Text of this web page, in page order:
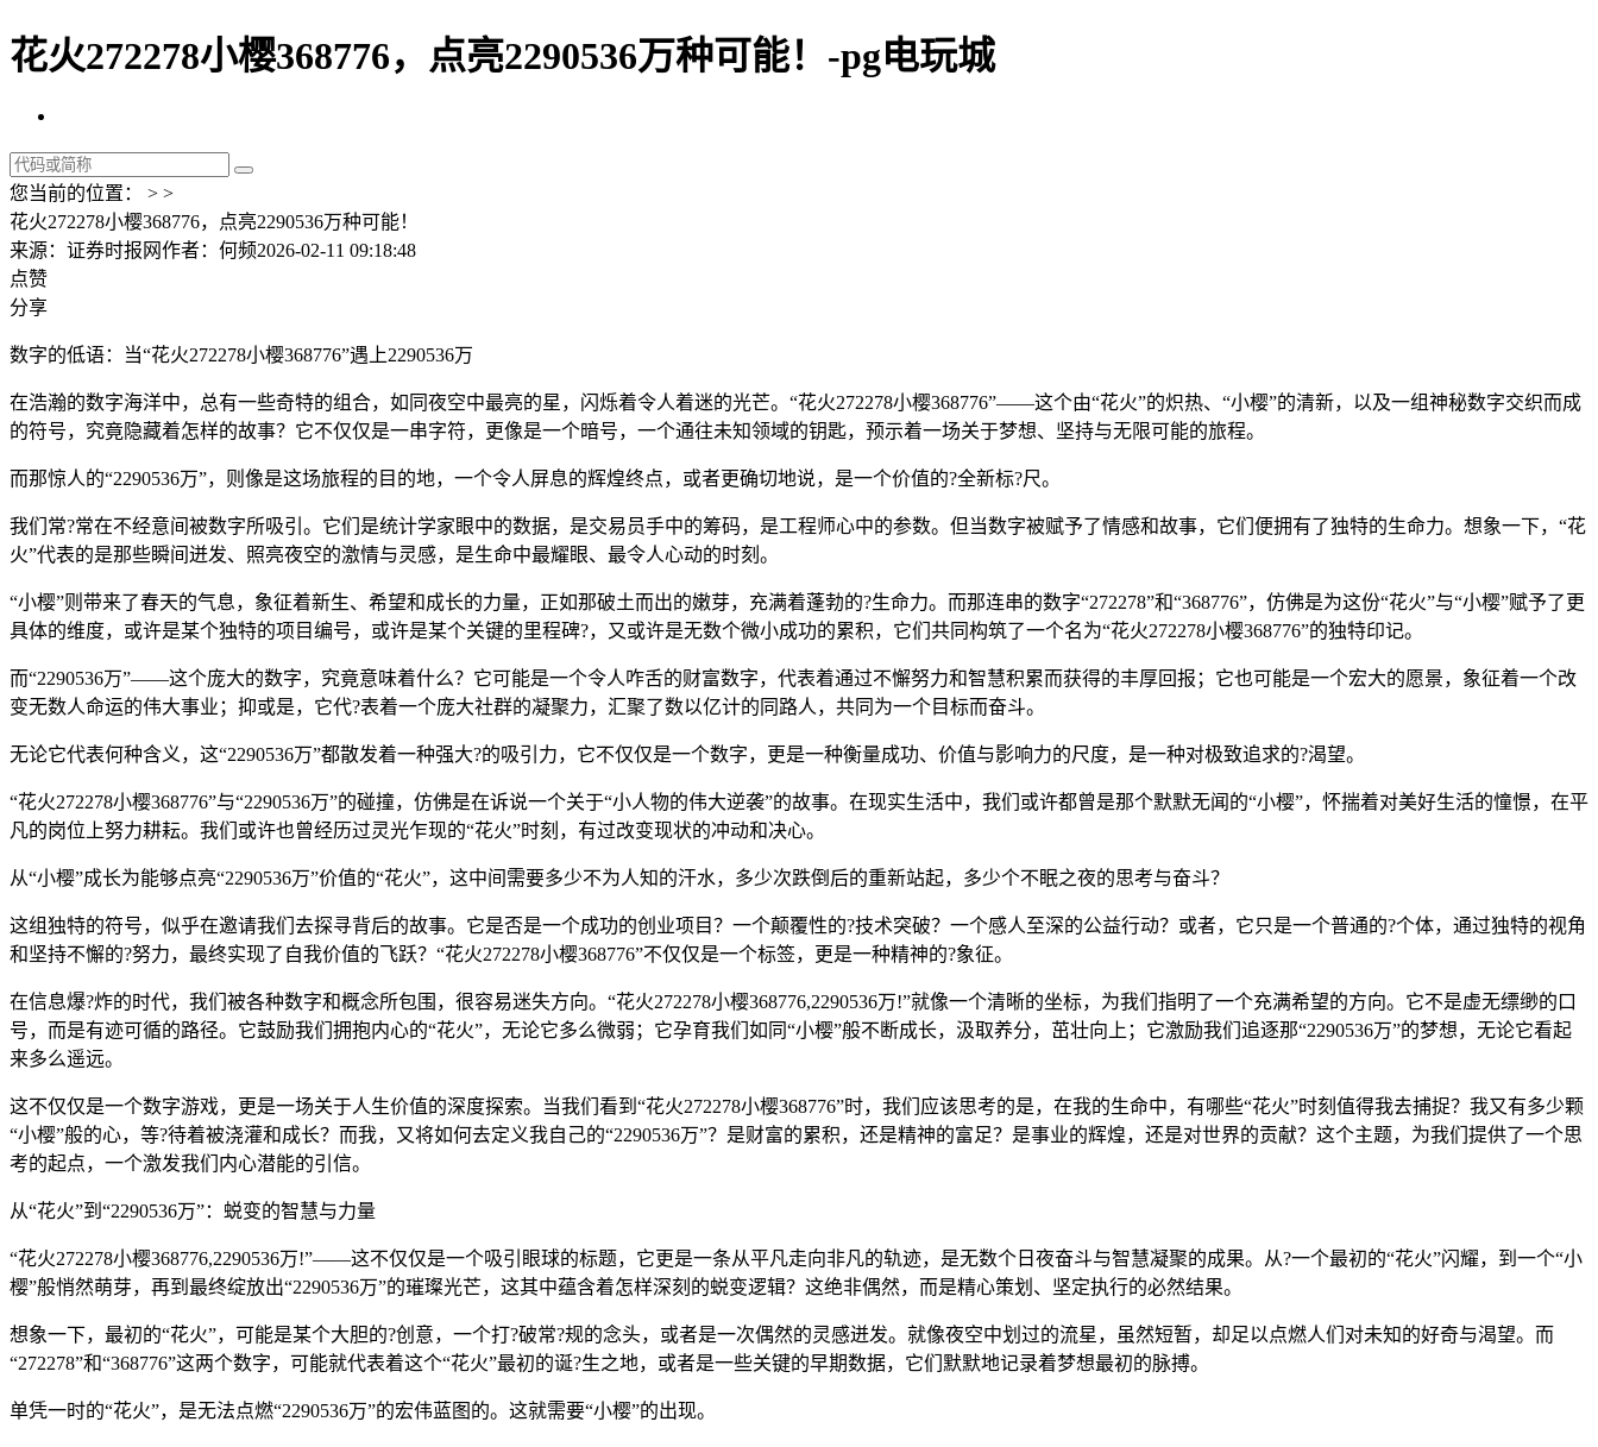
花火272278小樱368776，点亮2290536万种可能！-pg电玩城
您当前的位置： > >
花火272278小樱368776，点亮2290536万种可能！
来源：证券时报网作者：何频2026-02-11 09:18:48
点赞
分享
数字的低语：当“花火272278小樱368776”遇上2290536万
在浩瀚的数字海洋中，总有一些奇特的组合，如同夜空中最亮的星，闪烁着令人着迷的光芒。“花火272278小樱368776”——这个由“花火”的炽热、“小樱”的清新，以及一组神秘数字交织而成
的符号，究竟隐藏着怎样的故事？它不仅仅是一串字符，更像是一个暗号，一个通往未知领域的钥匙，预示着一场关于梦想、坚持与无限可能的旅程。
而那惊人的“2290536万”，则像是这场旅程的目的地，一个令人屏息的辉煌终点，或者更确切地说，是一个价值的?全新标?尺。
我们常?常在不经意间被数字所吸引。它们是统计学家眼中的数据，是交易员手中的筹码，是工程师心中的参数。但当数字被赋予了情感和故事，它们便拥有了独特的生命力。想象一下，“花
火”代表的是那些瞬间迸发、照亮夜空的激情与灵感，是生命中最耀眼、最令人心动的时刻。
“小樱”则带来了春天的气息，象征着新生、希望和成长的力量，正如那破土而出的嫩芽，充满着蓬勃的?生命力。而那连串的数字“272278”和“368776”，仿佛是为这份“花火”与“小樱”赋予了更
具体的维度，或许是某个独特的项目编号，或许是某个关键的里程碑?，又或许是无数个微小成功的累积，它们共同构筑了一个名为“花火272278小樱368776”的独特印记。
而“2290536万”——这个庞大的数字，究竟意味着什么？它可能是一个令人咋舌的财富数字，代表着通过不懈努力和智慧积累而获得的丰厚回报；它也可能是一个宏大的愿景，象征着一个改
变无数人命运的伟大事业；抑或是，它代?表着一个庞大社群的凝聚力，汇聚了数以亿计的同路人，共同为一个目标而奋斗。
无论它代表何种含义，这“2290536万”都散发着一种强大?的吸引力，它不仅仅是一个数字，更是一种衡量成功、价值与影响力的尺度，是一种对极致追求的?渴望。
“花火272278小樱368776”与“2290536万”的碰撞，仿佛是在诉说一个关于“小人物的伟大逆袭”的故事。在现实生活中，我们或许都曾是那个默默无闻的“小樱”，怀揣着对美好生活的憧憬，在平
凡的岗位上努力耕耘。我们或许也曾经历过灵光乍现的“花火”时刻，有过改变现状的冲动和决心。
从“小樱”成长为能够点亮“2290536万”价值的“花火”，这中间需要多少不为人知的汗水，多少次跌倒后的重新站起，多少个不眠之夜的思考与奋斗？
这组独特的符号，似乎在邀请我们去探寻背后的故事。它是否是一个成功的创业项目？一个颠覆性的?技术突破？一个感人至深的公益行动？或者，它只是一个普通的?个体，通过独特的视角
和坚持不懈的?努力，最终实现了自我价值的飞跃？“花火272278小樱368776”不仅仅是一个标签，更是一种精神的?象征。
在信息爆?炸的时代，我们被各种数字和概念所包围，很容易迷失方向。“花火272278小樱368776,2290536万!”就像一个清晰的坐标，为我们指明了一个充满希望的方向。它不是虚无缥缈的口
号，而是有迹可循的路径。它鼓励我们拥抱内心的“花火”，无论它多么微弱；它孕育我们如同“小樱”般不断成长，汲取养分，茁壮向上；它激励我们追逐那“2290536万”的梦想，无论它看起
来多么遥远。
这不仅仅是一个数字游戏，更是一场关于人生价值的深度探索。当我们看到“花火272278小樱368776”时，我们应该思考的是，在我的生命中，有哪些“花火”时刻值得我去捕捉？我又有多少颗
“小樱”般的心，等?待着被浇灌和成长？而我，又将如何去定义我自己的“2290536万”？是财富的累积，还是精神的富足？是事业的辉煌，还是对世界的贡献？这个主题，为我们提供了一个思
考的起点，一个激发我们内心潜能的引信。
从“花火”到“2290536万”：蜕变的智慧与力量
“花火272278小樱368776,2290536万!”——这不仅仅是一个吸引眼球的标题，它更是一条从平凡走向非凡的轨迹，是无数个日夜奋斗与智慧凝聚的成果。从?一个最初的“花火”闪耀，到一个“小
樱”般悄然萌芽，再到最终绽放出“2290536万”的璀璨光芒，这其中蕴含着怎样深刻的蜕变逻辑？这绝非偶然，而是精心策划、坚定执行的必然结果。
想象一下，最初的“花火”，可能是某个大胆的?创意，一个打?破常?规的念头，或者是一次偶然的灵感迸发。就像夜空中划过的流星，虽然短暂，却足以点燃人们对未知的好奇与渴望。而
“272278”和“368776”这两个数字，可能就代表着这个“花火”最初的诞?生之地，或者是一些关键的早期数据，它们默默地记录着梦想最初的脉搏。
单凭一时的“花火”，是无法点燃“2290536万”的宏伟蓝图的。这就需要“小樱”的出现。